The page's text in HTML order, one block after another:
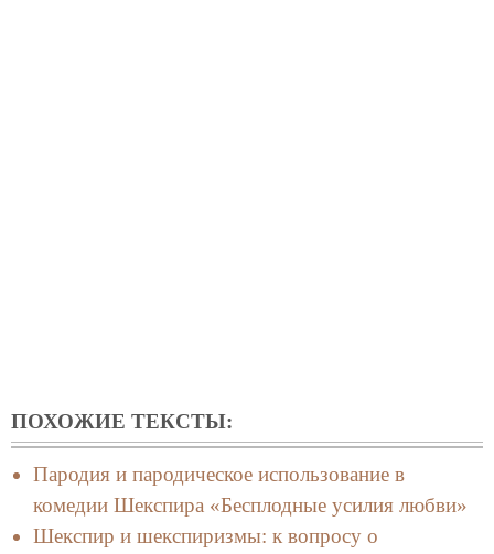
ПОХОЖИЕ ТЕКСТЫ:
Пародия и пародическое использование в
комедии Шекспира «Бесплодные усилия любви»
Шекспир и шекспиризмы: к вопросу о